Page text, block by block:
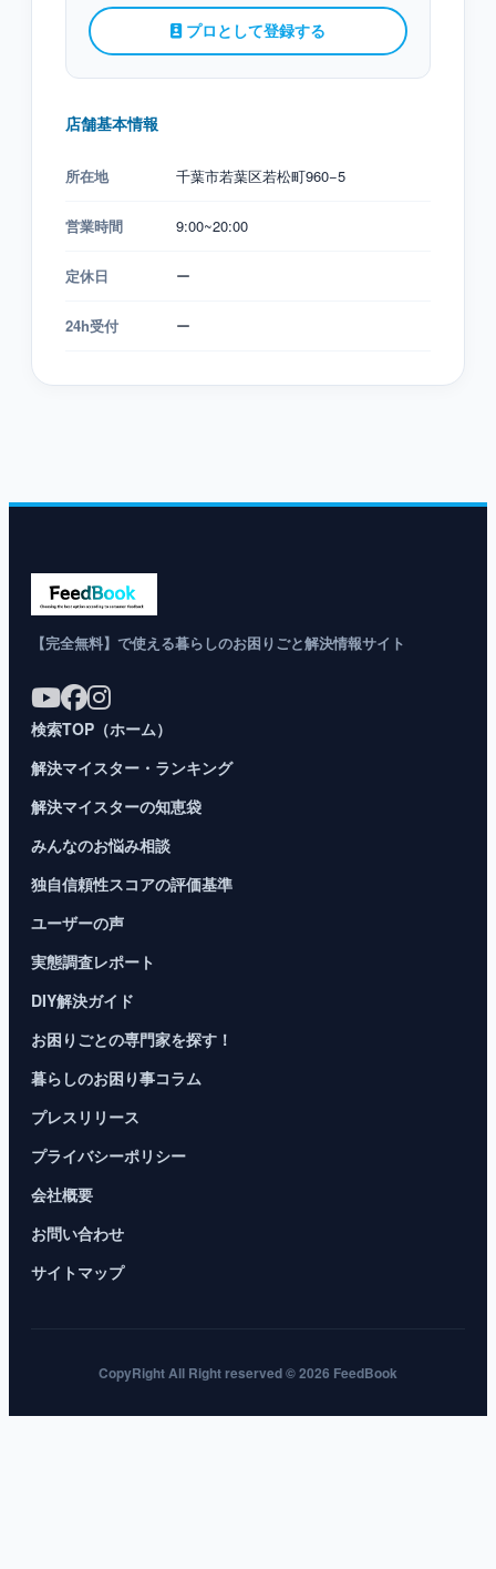
プロとして登録する
店舗基本情報
所在地 千葉市若葉区若松町960−5
営業時間 9:00~20:00
定休日 ー
24h受付 ー
【完全無料】で使える暮らしのお困りごと解決情報サイト
検索TOP（ホーム）
解決マイスター・ランキング
解決マイスターの知恵袋
みんなのお悩み相談
独自信頼性スコアの評価基準
ユーザーの声
実態調査レポート
DIY解決ガイド
お困りごとの専門家を探す！
暮らしのお困り事コラム
プレスリリース
プライバシーポリシー
会社概要
お問い合わせ
サイトマップ
CopyRight All Right reserved © 2026 FeedBook